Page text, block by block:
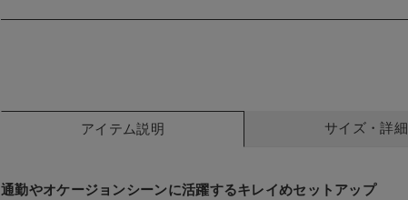
る】
アイテム説明 サイズ・詳細
通勤やオケージョンシーンに活躍するキレイめセットアップ